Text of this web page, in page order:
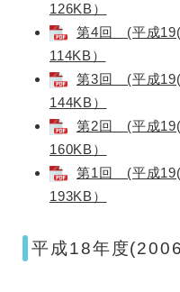
126KB）
第4回 (平成
114KB）
第3回 (平成
144KB）
第2回 (平成
160KB）
第1回 (平成
193KB）
平成18年度